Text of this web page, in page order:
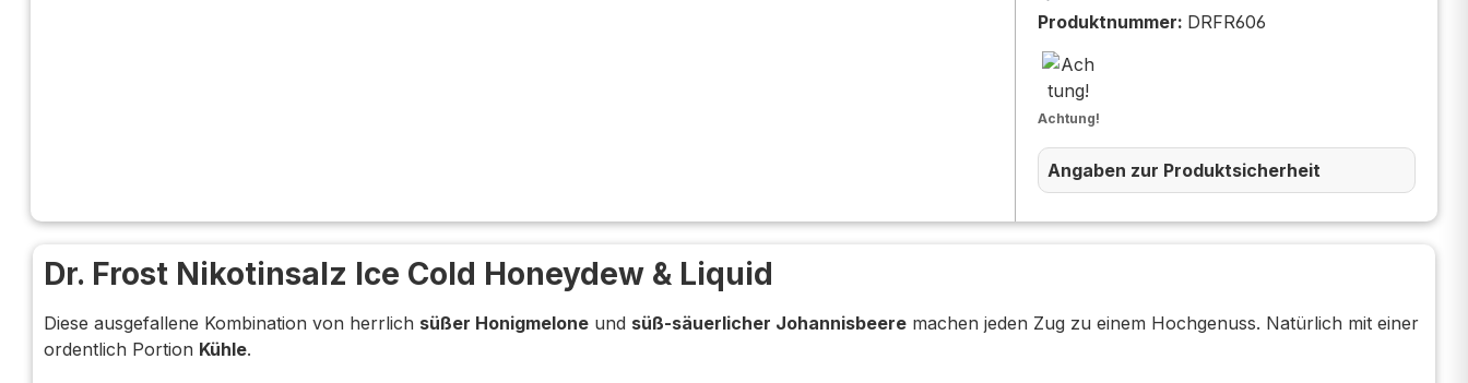
Produktnummer: DRFR606
Achtung!
Angaben zur Produktsicherheit
Dr. Frost Nikotinsalz Ice Cold Honeydew & Liquid
Diese ausgefallene Kombination von herrlich süßer Honigmelone und süß-säuerlicher Johannisbeere machen jeden Zug zu einem Hochgenuss. Natürlich mit einer
ordentlich Portion Kühle.